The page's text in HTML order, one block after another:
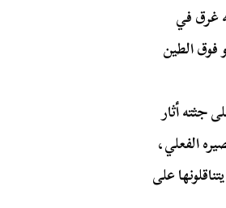
غرق في
فوق الطين
جثته أثار
الفعلي،
على